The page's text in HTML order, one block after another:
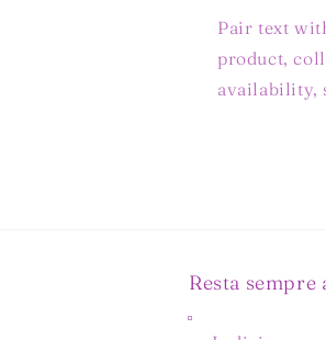
Pair text
product,
availability,
Resta